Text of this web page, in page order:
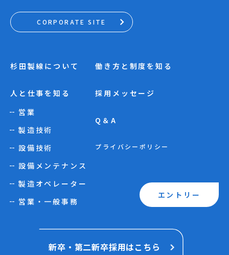
杉田製線について
人と仕事を知る
営業
製造技術
設備技術
設備メンテナンス
製造オペレーター
営業・一般事務
働き方と制度を知る
採用メッセージ
Q＆A
プライバシーポリシー
エントリー